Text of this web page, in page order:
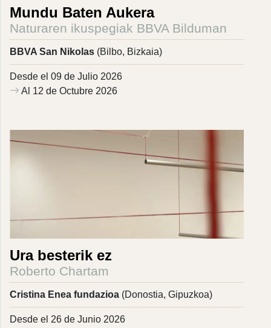
Mundu Baten Aukera
Naturaren ikuspegiak BBVA Bilduman
BBVA San Nikolas (Bilbo, Bizkaia)
Desde el 09 de Julio 2026
Al 12 de Octubre 2026
Ura besterik ez
Roberto Chartam
Cristina Enea fundazioa (Donostia, Gipuzkoa)
Desde el 26 de Junio 2026